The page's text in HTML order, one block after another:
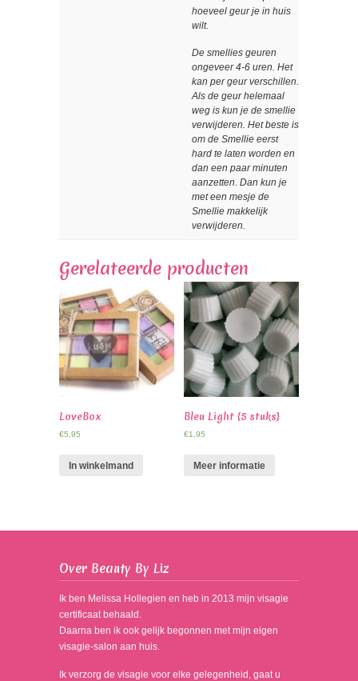
hoeveel geur je in huis
wilt.
De smellies geuren
ongeveer 4-6 uren. Het
kan per geur verschillen.
Als de geur helemaal
weg is kun je de smellie
verwijderen. Het beste is
om de Smellie eerst
hard te laten worden en
dan een paar minuten
aanzetten. Dan kun je
met een mesje de
Smellie makkelijk
verwijderen.
Gerelateerde producten
LoveBox
€5,95
In winkelmand
Bleu Light {5 stuks}
€1,95
Meer informatie
Over Beauty By Liz
Ik ben Melissa Hollegien en heb in 2013 mijn visagie
certificaat behaald.
Daarna ben ik ook gelijk begonnen met mijn eigen
visagie-salon aan huis.
Ik verzorg de visagie voor elke gelegenheid, gaat u